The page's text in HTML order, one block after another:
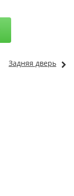
Задняя дверь